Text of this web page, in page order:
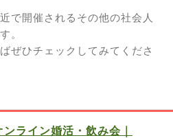
で開催されるその他の社会人
。
ぜひチェックしてみてくださ
ライン婚活・飲み会｜